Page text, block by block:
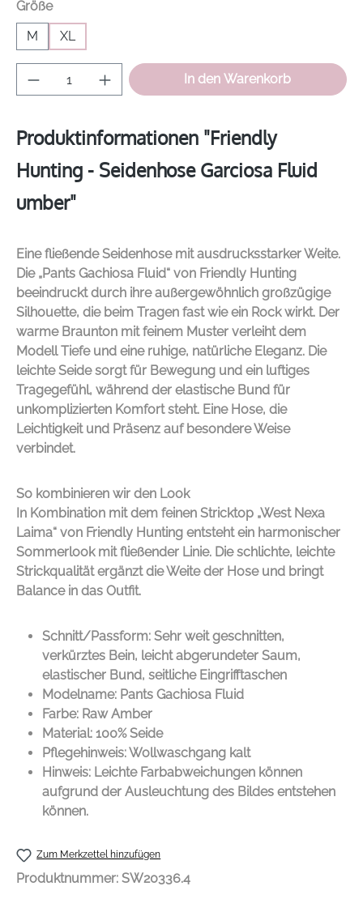
Größeauswählen
M
XL
Produkt Anzahl: Gib den gewünschten
In den Warenkorb
Produktinformationen "Friendly
Hunting - Seidenhose Garciosa Fluid
umber"
Eine fließende Seidenhose mit ausdrucksstarker Weite.
Die „Pants Gachiosa Fluid“ von Friendly Hunting
beeindruckt durch ihre außergewöhnlich großzügige
Silhouette, die beim Tragen fast wie ein Rock wirkt. Der
warme Braunton mit feinem Muster verleiht dem
Modell Tiefe und eine ruhige, natürliche Eleganz. Die
leichte Seide sorgt für Bewegung und ein luftiges
Tragegefühl, während der elastische Bund für
unkomplizierten Komfort steht. Eine Hose, die
Leichtigkeit und Präsenz auf besondere Weise
verbindet.
So kombinieren wir den Look
In Kombination mit dem feinen Stricktop „West Nexa
Laima“ von Friendly Hunting entsteht ein harmonischer
Sommerlook mit fließender Linie. Die schlichte, leichte
Strickqualität ergänzt die Weite der Hose und bringt
Balance in das Outfit.
Schnitt/Passform: Sehr weit geschnitten,
verkürztes Bein, leicht abgerundeter Saum,
elastischer Bund, seitliche Eingrifftaschen
Modelname: Pants Gachiosa Fluid
Farbe: Raw Amber
Material: 100% Seide
Pflegehinweis: Wollwaschgang kalt
Hinweis: Leichte Farbabweichungen können
aufgrund der Ausleuchtung des Bildes entstehen
können.
Zum Merkzettel hinzufügen
Produktnummer: SW20336.4